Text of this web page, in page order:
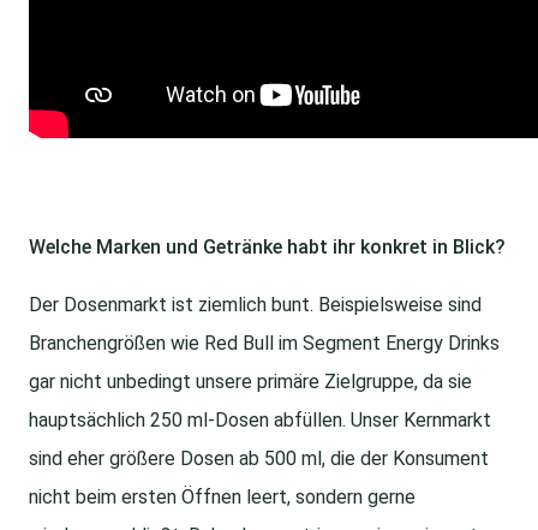
Welche Marken und Getränke habt ihr konkret in Blick?
Der Dosenmarkt ist ziemlich bunt. Beispielsweise sind
Branchengrößen wie Red Bull im Segment Energy Drinks
gar nicht unbedingt unsere primäre Zielgruppe, da sie
hauptsächlich 250 ml-Dosen abfüllen. Unser Kernmarkt
sind eher größere Dosen ab 500 ml, die der Konsument
nicht beim ersten Öffnen leert, sondern gerne